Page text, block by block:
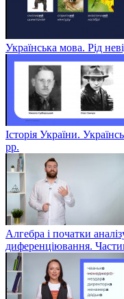
Українська мова. Рід
Історія України.
рр.
Алгебра і початки
диференціювання.